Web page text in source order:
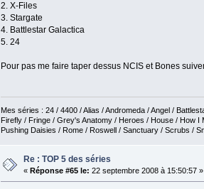
2. X-Files
3. Stargate
4. Battlestar Galactica
5. 24
Pour pas me faire taper dessus NCIS et Bones
Mes séries : 24 / 4400 / Alias / Andromeda / Angel /
Firefly / Fringe / Grey's Anatomy / Heroes / House / How
Pushing Daisies / Rome / Roswell / Sanctuary / Scrubs /
Re : TOP 5 des séries
«Réponse #65 le: 22 septembre 2008 à 15:50:57 »